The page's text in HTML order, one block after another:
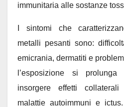
immunitaria alle sostanze
I sintomi che
metalli pesanti sono:
emicrania, dermatiti e
l’esposizione si
insorgere effetti
malattie autoimmuni e